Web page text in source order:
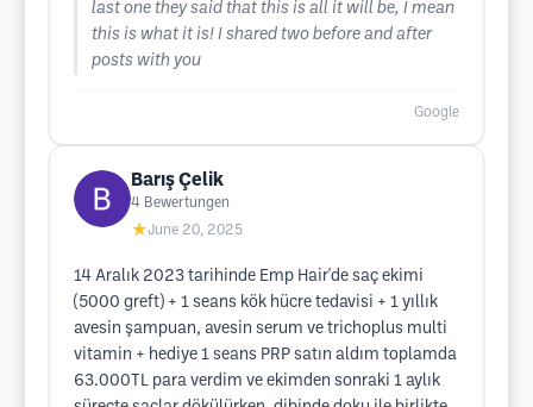
last one they said that this is all it will be, I mean
this is what it is! I shared two before and after
posts with you
Google
Barış Çelik
4 Bewertungen
★June 20, 2025
14 Aralık 2023 tarihinde Emp Hair'de saç ekimi
(5000 greft) + 1 seans kök hücre tedavisi + 1 yıllık
avesin şampuan, avesin serum ve trichoplus multi
vitamin + hediye 1 seans PRP satın aldım toplamda
63.000TL para verdim ve ekimden sonraki 1 aylık